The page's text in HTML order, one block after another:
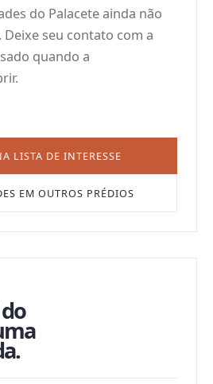
do Palaceteainda não
seu contato com a
quando a
LISTA DE INTERESSE
EM OUTROS PRÉDIOS